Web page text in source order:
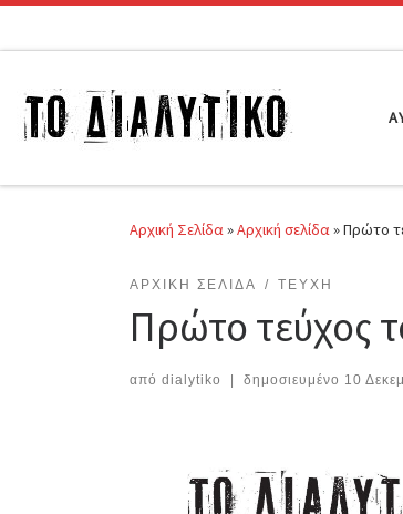
Αρχική Σελίδα»Αρχική σελίδα»Πρώτο
ΑΡΧΙΚΉ ΣΕΛΊΔΑ ΤΕΎΧΗ
Πρώτο τεύχος
από dialytiko δημοσιευμένο 10